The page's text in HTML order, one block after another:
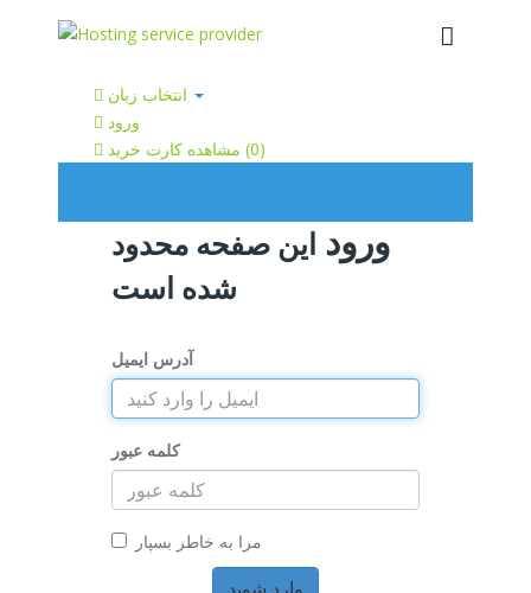
ورود
مشاهده کارت خرید (0)
ورود این صفحه محدود
شده است
آدرس ایمیل
کلمه عبور
مرا به خاطر بسپار